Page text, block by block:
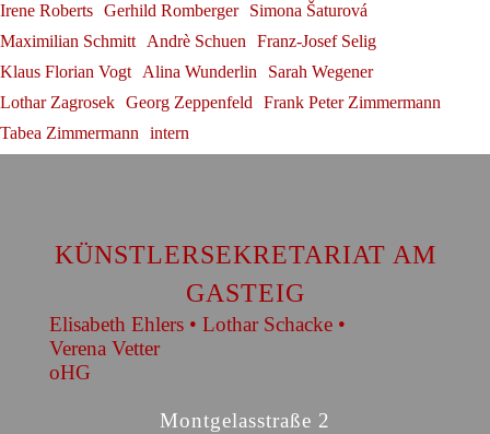
Irene Roberts Gerhild Romberger
Simona Šaturová
Maximilian Schmitt
Andrè Schuen
Franz-Josef Selig
Klaus Florian Vogt
Alina Wunderlin
Sarah Wegener
Lothar Zagrosek Georg Zeppenfeld
Frank Peter Zimmermann
Tabea Zimmermann
intern
KÜNSTLERSEKRETARIAT AM
GASTEIG
Elisabeth Ehlers • Lothar Schacke •
Verena Vetter
oHG
Montgelasstraße 2